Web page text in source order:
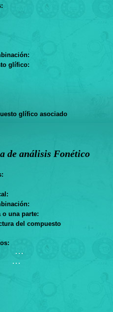
glífico:
glífico asociado
de análisis Fonético
o una parte:
del compuesto
. . .
. . .